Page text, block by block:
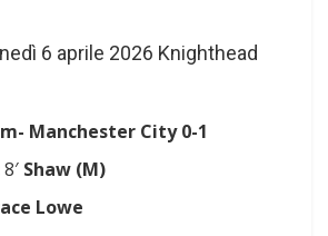
6 aprile 2026 Knighthead
Manchester City 0-1
8′ Shaw (M)
Lowe